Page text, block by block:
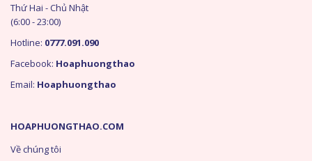
HOAPHUONGTHAO.COM
Về chúng tôi
Thứ Hai - Chủ Nhật
(6:00 - 23:00)
Hotline: 0777.091.090
Facebook: Hoaphuongthao
Email: Hoaphuongthao